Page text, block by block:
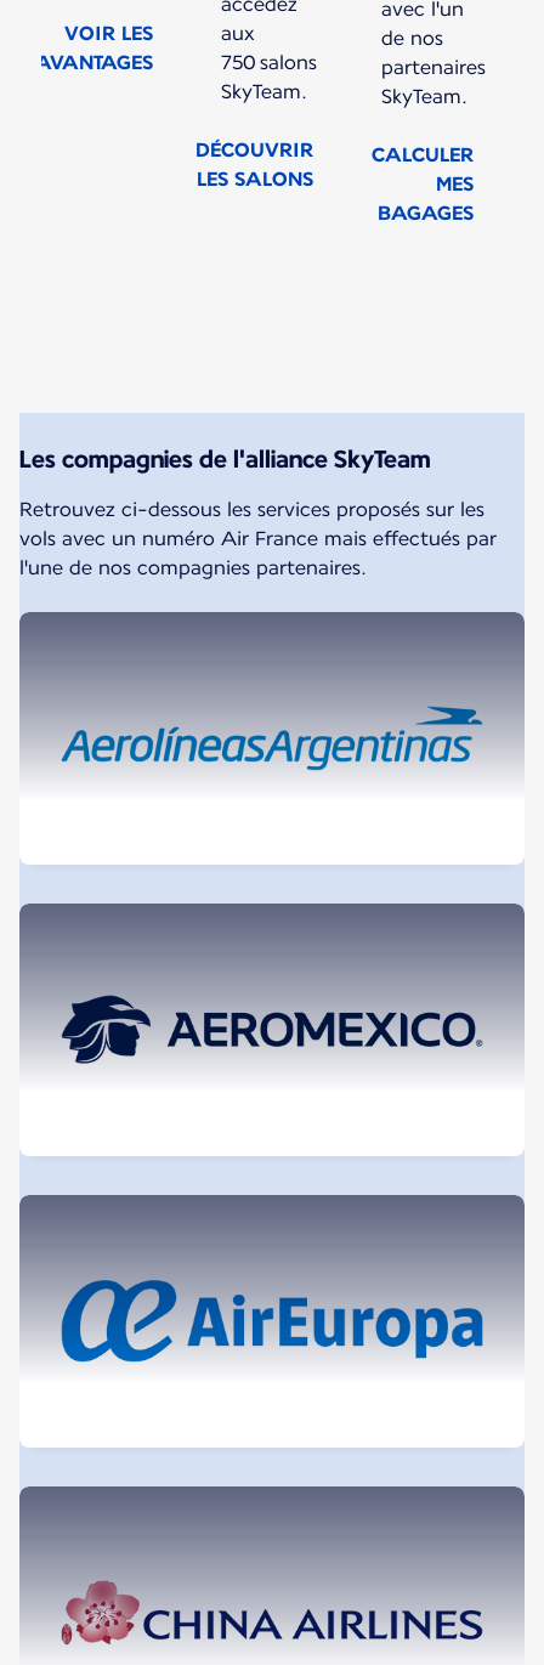
VOIR LES
AVANTAGES
aux
750 salons
SkyTeam.
DÉCOUVRIR
LES SALONS
avec l'un
de nos
partenaires
SkyTeam.
CALCULER
MES
BAGAGES
Les compagnies de l'alliance SkyTeam
Retrouvez ci-dessous les services proposés sur les
vols avec un numéro Air France mais effectués par
l'une de nos compagnies partenaires.